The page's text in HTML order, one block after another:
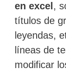
en excel ,
títulos de
leyendas,
líneas de
modificar